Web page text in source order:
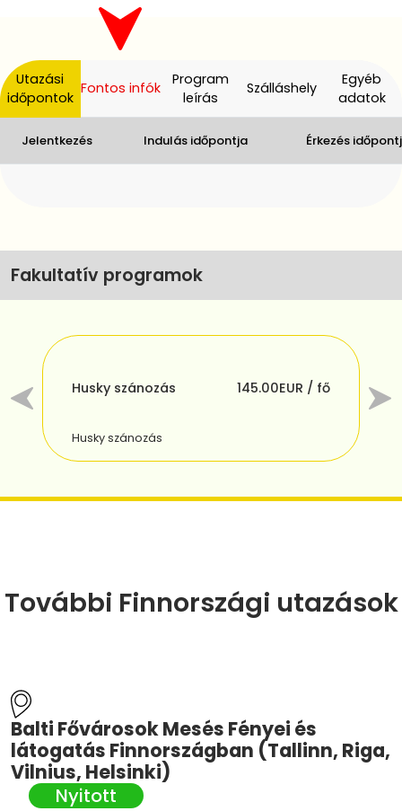
Utazási
időpontok
Fontos infók
Program
leírás
Szálláshely
Egyéb
adatok
Jelentkezés Indulás időpontja Érkezés
Fakultatív programok
Husky szánozás 145.00EUR / fő
További Finnországi utazások
Balti Fővárosok Mesés Fényei és
látogatás Finnországban (Tallinn, Riga,
Vilnius, Helsinki)